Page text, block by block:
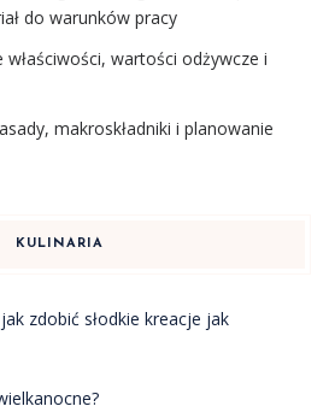
do warunków pracy
wartości odżywcze i
makroskładniki i planowanie
KULINARIA
zdobić słodkie kreacje jak